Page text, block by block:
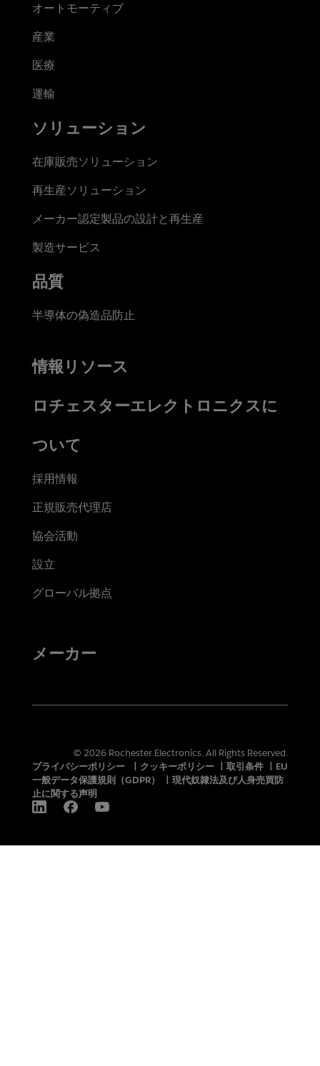
オートモーティブ
産業
医療
運輸
ソリューション
在庫販売ソリューション
再生産ソリューション
メーカー認定製品の設計と再生産
製造サービス
品質
半導体の偽造品防止
情報リソース
ロチェスターエレクトロニクスに
ついて
採用情報
正規販売代理店
協会活動
設立
グローバル拠点
メーカー
© 2026 Rochester Electronics. All Rights Reserved.
プライバシーポリシー
クッキーポリシー 取引条件
EU
一般データ保護規則（GDPR）
現代奴隷法及び人身売買防
止に関する声明